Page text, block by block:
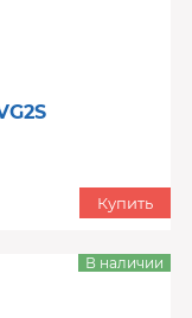
Купить
В наличии